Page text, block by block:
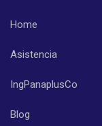
Home
Asistencia
IngPanaplusCo
Blog